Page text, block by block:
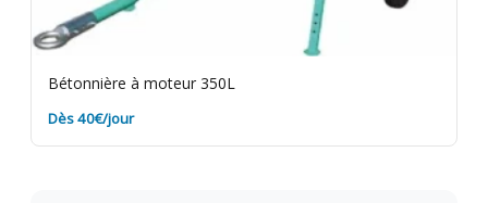
Bétonnière à moteur 350L
Dès 40€/jour